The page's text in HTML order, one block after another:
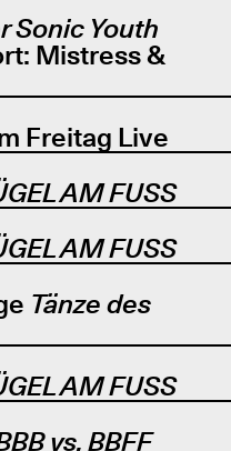
Sonic Youth
Mistress &
Freitag Live
AM FUSS
AM FUSS
Tänze des
AM FUSS
vs. BBFF